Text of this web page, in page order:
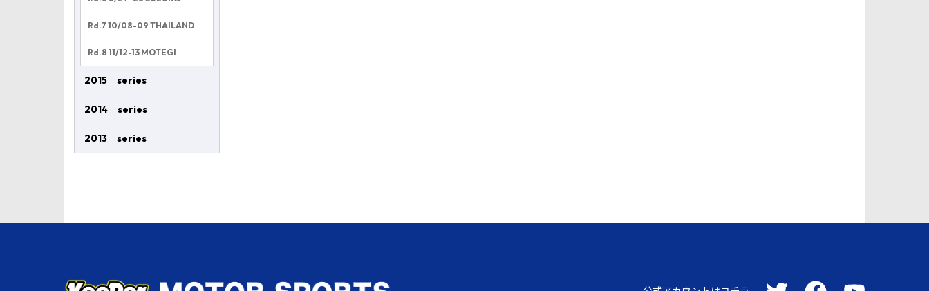
Rd.7 10/08-09 THAILAND
Rd.8 11/12-13 MOTEGI
2015 series
2014 series
2013 series